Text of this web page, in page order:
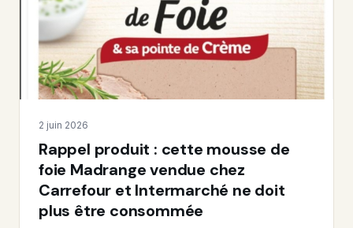
2 juin 2026
Rappel produit : cette mousse de
foie Madrange vendue chez
Carrefour et Intermarché ne doit
plus être consommée